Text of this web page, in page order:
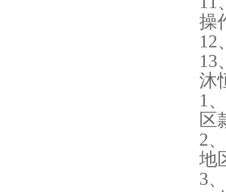
操
12
13
沐
1
区
2
地
3